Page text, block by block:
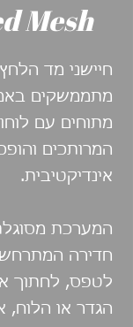
Mesh
מתממשקים
מתוחים עם
המרותכים
אינדיקטיבית.
המערכת
חדירה המתרחש
לטפס, לחתוך
הגדר או